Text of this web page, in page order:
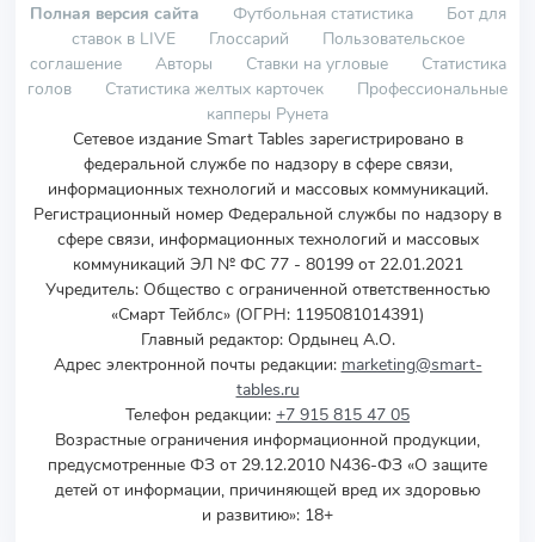
Полная версия сайта Футбольная статистика
Бот для
ставок в LIVE
Глоссарий
Пользовательское
соглашение
Авторы Ставки на угловые
Статистика
голов
Статистика желтых карточек
Профессиональные
капперы Рунета
Сетевое издание Smart Tables зарегистрировано в
федеральной службе по надзору в сфере связи,
информационных технологий и массовых коммуникаций.
Регистрационный номер Федеральной службы по надзору в
сфере связи, информационных технологий и массовых
коммуникаций ЭЛ № ФС 77 - 80199 от 22.01.2021
Учредитель: Общество с ограниченной ответственностью
«Смарт Тейблс» (ОГРН: 1195081014391)
Главный редактор: Ордынец А.О.
Адрес электронной почты редакции: marketing@smart-
tables.ru
Телефон редакции: +7 915 815 47 05
Возрастные ограничения информационной продукции,
предусмотренные ФЗ от 29.12.2010 N436-ФЗ «О защите
детей от информации, причиняющей вред их здоровью
и развитию»: 18+